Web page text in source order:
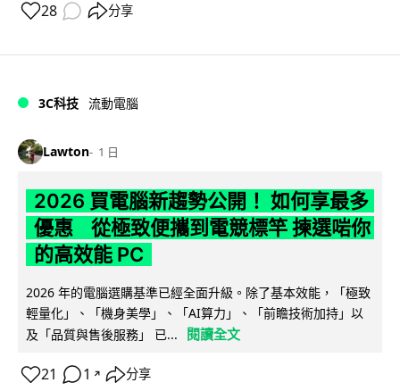
28 分享
3C科技 流動電腦
Lawton 1 日
2026 買電腦新趨勢公開！ 如何享最多
優惠 從極致便攜到電競標竿 揀選啱你
的高效能 PC
2026 年的電腦選購基準已經全面升級。除了基本效能，「極致
輕量化」、「機身美學」、「AI算力」、「前瞻技術加持」以
及「品質與售後服務」 已...
閱讀全文
21 1 ↗ 分享